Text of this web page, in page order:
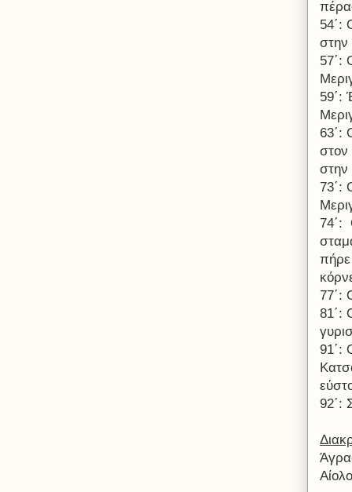
54΄:
στην
57΄:
59΄:
63΄:
στον
στην
73΄:
74΄:
πήρε
77΄:
81΄:
91΄:
92΄: